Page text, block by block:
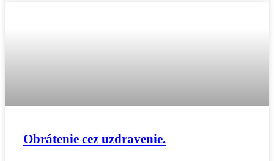
Obrátenie cez uzdravenie.